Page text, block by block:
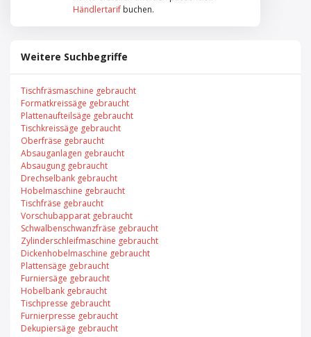
Händlertarif buchen.
Weitere Suchbegriffe
Tischfräsmaschine gebraucht
Formatkreissäge gebraucht
Plattenaufteilsäge gebraucht
Tischkreissäge gebraucht
Oberfräse gebraucht
Absauganlagen gebraucht
Absaugung gebraucht
Drechselbank gebraucht
Hobelmaschine gebraucht
Tischfräse gebraucht
Vorschubapparat gebraucht
Schwalbenschwanzfräse gebraucht
Zylinderschleifmaschine gebraucht
Dickenhobelmaschine gebraucht
Plattensäge gebraucht
Furniersäge gebraucht
Hobelbank gebraucht
Tischpresse gebraucht
Furnierpresse gebraucht
Dekupiersäge gebraucht